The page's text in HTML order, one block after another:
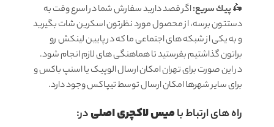
🛵پيك سریع:اگر قصد دارید سفارش شما در اسرع وقت به
دستتون برسه، از محصول مورد نظرتون اسکرین شات بگیرید
و به یکی از شبکه های اجتماعی ما که در پایین لینکش رو
براتون گذاشتیم بفرستید تا هماهنگی های لازم انجام شود.
در این صورت برای تهران امکان ارسال الوپیک یا اسنپ باکس و
برای سایر شهرها امکان ارسال توسط تیپاکس وجود دارد.
راه های ارتباط بامیس لاکچری اصلیدر: